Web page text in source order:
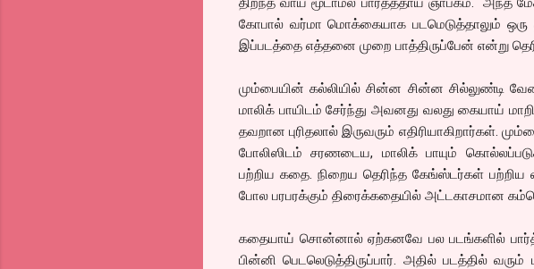
கோபால் வர்மா மொக்கையாக படமெடுத்தாலும்
இப்படத்தை எத்தனை முறை பாத்திருப்பேன் என்று
மும்பையின் கல்லியில் சின்ன சின்ன சில்லுண்டி
மாலிக் பாயிடம் சேர்ந்து அவனது வலது கையாய்
தவறான புரிதலால் இருவரும் எதிரியாகிறார்கள்.
போலிஸிடம் சரணடைய, மாலிக் பாயும்
பற்றிய கதை. நிறைய தெரிந்த கேங்ஸ்டர்கள் பற்றிய
போல பரபரக்கும் திரைக்கதையில் அட்டகாசமான
கதையாய் சொன்னால் ஏற்கனவே பல படங்களில்
பின்னி பெடலெடுத்திருப்பார். அதில் படத்தில்